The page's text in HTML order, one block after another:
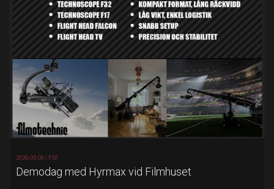
2026-05-06 | FSF
Demodag med Hyrmax vid Filmhuset